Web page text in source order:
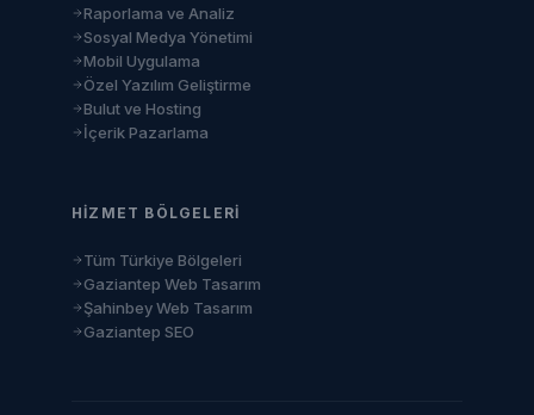
Raporlama ve Analiz
Sosyal Medya Yönetimi
Mobil Uygulama
Özel Yazılım Geliştirme
Bulut ve Hosting
İçerik Pazarlama
HIZMET BÖLGELERI
Tüm Türkiye Bölgeleri
Gaziantep Web Tasarım
Şahinbey Web Tasarım
Gaziantep SEO